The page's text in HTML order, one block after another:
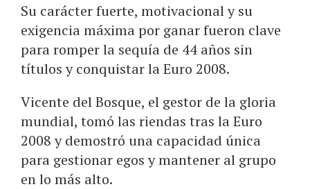
Su carácter fuerte, motivacional y su
exigencia máxima por ganar fueron clave
para romper la sequía de 44 años sin
títulos y conquistar la Euro 2008.
Vicente del Bosque, el gestor de la gloria
mundial, tomó las riendas tras la Euro
2008 y demostró una capacidad única
para gestionar egos y mantener al grupo
en lo más alto.